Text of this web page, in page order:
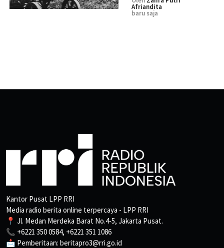
Afriandita
baru saja
Kantor Pusat LPP RRI
Media radio berita online terpercaya - LPP RRI
📍 Jl. Medan Merdeka Barat No.4-5, Jakarta Pusat.
📞 +6221 350 0584, +6221 351 1086
📩 Pemberitaan: beritapro3@rri.go.id